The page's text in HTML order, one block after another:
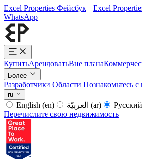
Excel Properties Фейсбук Excel
WhatsApp
КупитьАрендоватьВне плана
Более
Разработчики Области Познакомьтесь с
ru
English (en) (ar) Русский
Перечислите свою недвижимость